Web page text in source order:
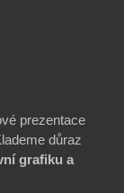
prezentace
důraz
grafiku a